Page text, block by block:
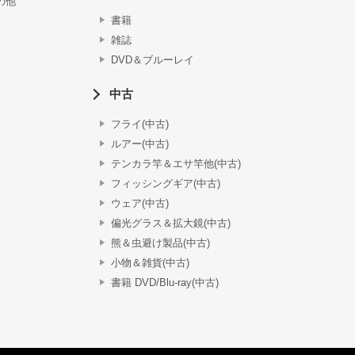
書籍
雑誌
DVD＆ブルーレイ
中古
フライ(中古)
ルアー(中古)
テンカラ竿＆エサ竿他(中古)
フィッシングギア(中古)
ウェア(中古)
偏光グラス＆拡大鏡(中古)
熊＆虫避け製品(中古)
小物＆雑貨(中古)
書籍 DVD/Blu-ray(中古)